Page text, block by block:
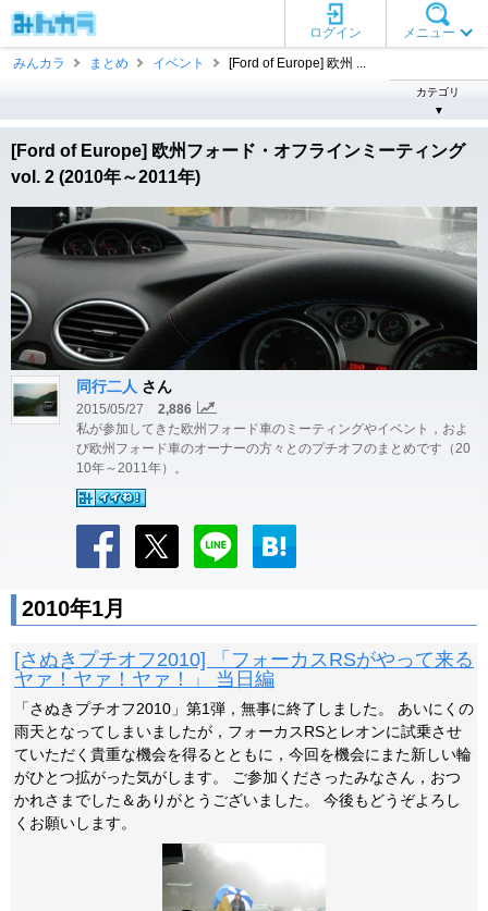
メニュー
ログイン
みんカラ
まとめ イベント [Ford of Europe] 欧州 ...
カテゴリ
▼
[Ford of Europe] 欧州フォード・オフラインミーティング
vol. 2 (2010年～2011年)
同行二人 さん
2015/05/27
2,886
私が参加してきた欧州フォード車のミーティングやイベント，およ
び欧州フォード車のオーナーの方々とのプチオフのまとめです（20
10年～2011年）。
2010年1月
[さぬきプチオフ2010] 「フォーカスRSがやって来る
ヤァ！ヤァ！ヤァ！」 当日編
「さぬきプチオフ2010」第1弾，無事に終了しました。 あいにくの
雨天となってしまいましたが，フォーカスRSとレオンに試乗させ
ていただく貴重な機会を得るとともに，今回を機会にまた新しい輪
がひとつ拡がった気がします。 ご参加くださったみなさん，おつ
かれさまでした＆ありがとうございました。 今後もどうぞよろし
くお願いします。